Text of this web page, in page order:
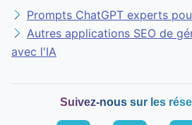
Prompts ChatGPT experts
Autres applications SEO de
avec l'IA
Suivez-nous sur les